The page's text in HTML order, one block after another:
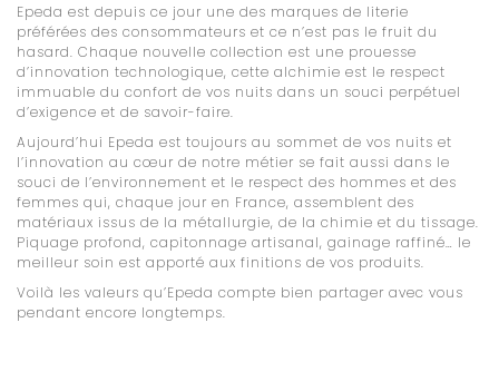
Epeda est depuis ce jour une des marques de literie
préférées des consommateurs et ce n’est pas le fruit du
hasard. Chaque nouvelle collection est une prouesse
d’innovation technologique, cette alchimie est le respect
immuable du confort de vos nuits dans un souci perpétuel
d’exigence et de savoir-faire.
Aujourd’hui Epeda est toujours au sommet de vos nuits et
l’innovation au cœur de notre métier se fait aussi dans le
souci de l’environnement et le respect des hommes et des
femmes qui, chaque jour en France, assemblent des
matériaux issus de la métallurgie, de la chimie et du tissage.
Piquage profond, capitonnage artisanal, gainage raffiné… le
meilleur soin est apporté aux finitions de vos produits.
Voilà les valeurs qu’Epeda compte bien partager avec vous
pendant encore longtemps.